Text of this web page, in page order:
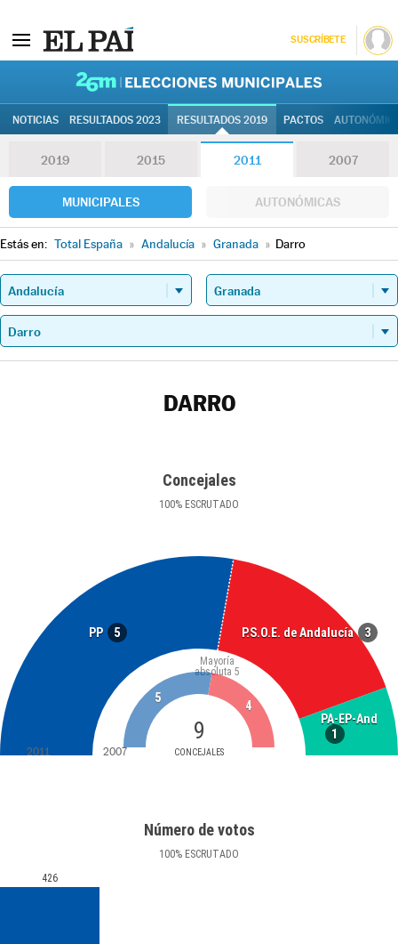
SUSCRÍBETE
NOTICIAS RESULTADOS 2023 RESULTADOS 2019 PACTOS
2019 2015 2011 2007
MUNICIPALES AUTONÓMICAS
Estás en: Total España » Andalucía » Granada » Darro
DARRO
Concejales
100% ESCRUTADO
PP 5 P.S.O.E. de Andalucía 3
PA-EP-And
1
9
CONCEJALES
Mayoría
absoluta 5
5
4
2011 2007
Número de votos
100% ESCRUTADO
426